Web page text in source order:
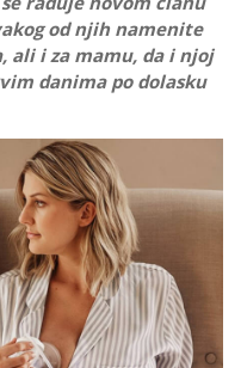
od njih namenite
ali i za mamu, da i njoj
danima po dolasku